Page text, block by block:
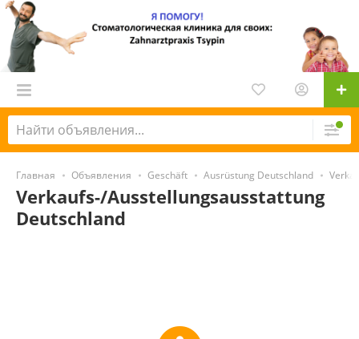
Главная Объявления Geschäft Ausrüstung Deutschland
Verkaufs-/Ausstellungsausstattung
Deutschland